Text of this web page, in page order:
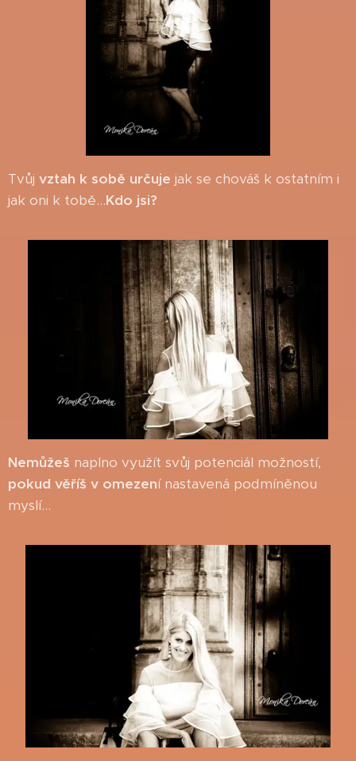
Tvůj vztah k sobě určuje jak se chováš k ostatním i
jak oni k tobě...Kdo jsi?
Nemůžeš naplno využít svůj potenciál možností,
pokud věříš v omezení nastavená podmíněnou
myslí...